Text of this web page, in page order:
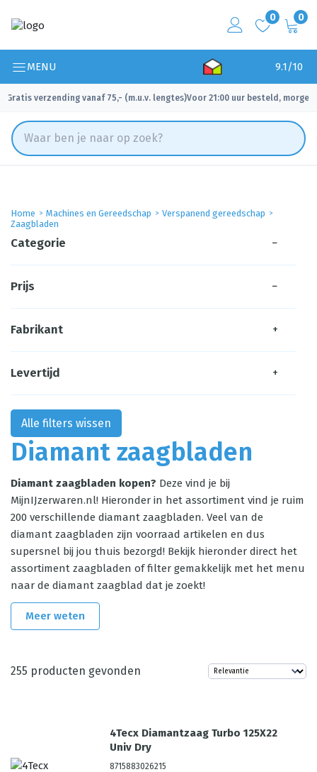
0 0
MENU 9.1/10
Gratis verzending vanaf 75,- (m.u.v. lengtes)
✓ Voor 21:00 uur besteld, morgen
Home Machines en Gereedschap
Verspanend gereedschap
Zaagbladen
Diamant zaagbladen
Diamant zaagbladen kopen? Deze vind je bij
MijnIJzerwaren.nl! Hieronder in het assortiment vind je ruim
200 verschillende diamant zaagbladen. Veel van de
diamant zaagbladen zijn voorraad artikelen en dus
supersnel bij jou thuis bezorgd! Bekijk hieronder direct het
assortiment zaagbladen of filter gemakkelijk met het menu
naar de diamant zaagblad dat je zoekt!
Meer weten
255 producten gevonden
4Tecx Diamantzaag Turbo 125X22
Univ Dry
8715883026215
Categorie −
Prijs −
Fabrikant +
Levertijd +
Alle filters wissen